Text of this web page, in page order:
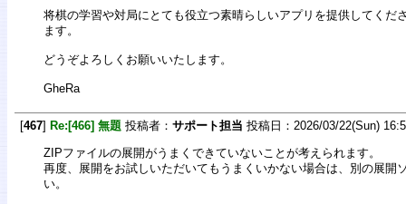
将棋の学習や対局にとても役立つ素晴らしいアプリを提供してくだ
ます。
どうぞよろしくお願いいたします。
GheRa
[467] Re:[466] 無題 投稿者： サポート担当 投稿日：2026/03/22(Sun)
ZIPファイルの展開がうまくできていないことが考えられます。
再度、展開をお試しいただいてもうまくいかない場合は、別の展開
い。